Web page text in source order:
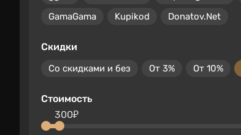
GamaGama
Kupikod Donatov.Net
Скидки
Со скидками и без От 3% От 10%
Стоимость
300₽